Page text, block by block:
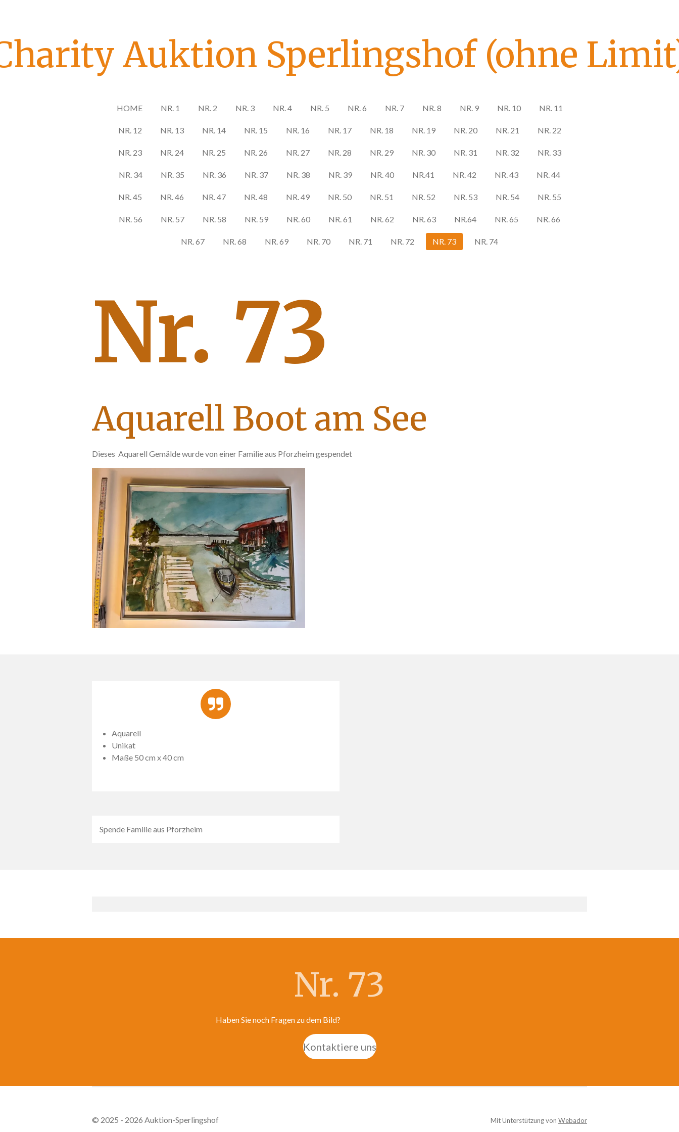
Auktion Sperlingshof (ohne
HOME NR. 1 NR. 2 NR. 3 NR. 4 NR. 5 NR. 6 NR. 7 NR. 8 NR. 9 NR. 10 NR. 11
NR. 12 NR. 13 NR. 14 NR. 15 NR. 16 NR. 17 NR. 18 NR. 19 NR. 20 NR. 21 NR. 22
NR. 23 NR. 24 NR. 25 NR. 26 NR. 27 NR. 28 NR. 29 NR. 30 NR. 31 NR. 32 NR. 33
NR. 34 NR. 35 NR. 36 NR. 37 NR. 38 NR. 39 NR. 40 NR.41 NR. 42 NR. 43 NR. 44
NR. 45 NR. 46 NR. 47 NR. 48 NR. 49 NR. 50 NR. 51 NR. 52 NR. 53 NR. 54 NR. 55
NR. 56 NR. 57 NR. 58 NR. 59 NR. 60 NR. 61 NR. 62 NR. 63 NR.64 NR. 65 NR. 66
NR. 67 NR. 68 NR. 69 NR. 70 NR. 71 NR. 72 NR. 73 NR. 74
Nr. 73
Aquarell Boot am See
Dieses Aquarell Gemälde wurde von einer Familie aus Pforzheim gespendet
Aquarell
Unikat
Maße 50 cm x 40 cm
Spende Familie aus Pforzheim
Nr. 73
Haben Sie noch Fragen zu dem Bild?
Kontaktiere uns
© 2025 - 2026 Auktion-Sperlingshof Mit Unterstützung von Webador